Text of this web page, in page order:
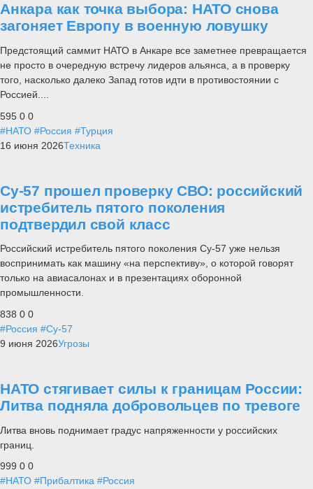
Анкара как точка выбора: НАТО снова
загоняет Европу в военную ловушку
Предстоящий саммит НАТО в Анкаре все заметнее превращается
не просто в очередную встречу лидеров альянса, а в проверку
того, насколько далеко Запад готов идти в противостоянии с
Россией....
595 0 0
#НАТО #Россия #Турция
16 июня 2026Техника
Су-57 прошел проверку СВО: российский
истребитель пятого поколения
подтвердил свой класс
Российский истребитель пятого поколения Су-57 уже нельзя
воспринимать как машину «на перспективу», о которой говорят
только на авиасалонах и в презентациях оборонной
промышленности.
838 0 0
#Россия #Су-57
9 июня 2026Угрозы
НАТО стягивает силы к границам России:
Литва подняла добровольцев по тревоге
Литва вновь поднимает градус напряженности у российских
границ.
999 0 0
#НАТО #Прибалтика #Россия